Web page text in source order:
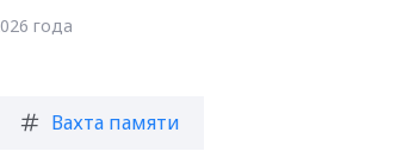
года
Вахта памяти